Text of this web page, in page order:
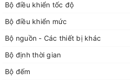
Bộ điều khiển tốc độ
Bộ điều khiển mức
Bộ nguồn - Các thiết bị khác
Bộ định thời gian
Bộ đếm